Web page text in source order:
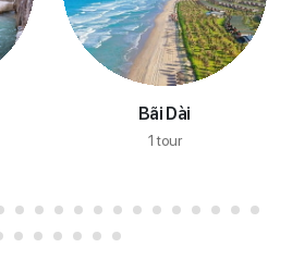
Bãi Dài
1 tour